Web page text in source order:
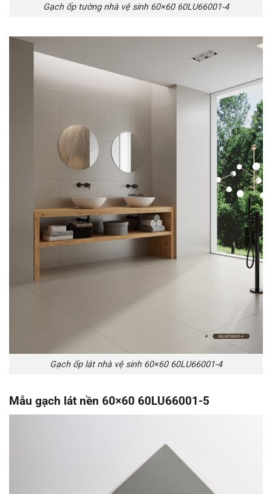
Gạch ốp tường nhà vệ sinh 60×60 60LU66001-4
Gạch ốp lát nhà vệ sinh 60×60 60LU66001-4
Mẫu gạch lát nền 60×60 60LU66001-5